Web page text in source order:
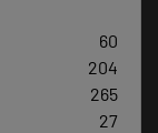
60
204
265
27